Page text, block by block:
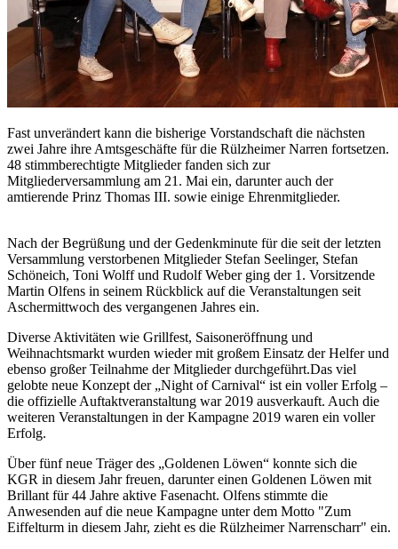
Fast unverändert kann die bisherige Vorstandschaft die nächsten
zwei Jahre ihre Amtsgeschäfte für die Rülzheimer Narren fortsetzen.
48 stimmberechtigte Mitglieder fanden sich zur
Mitgliederversammlung am 21. Mai ein, darunter auch der
amtierende Prinz Thomas III. sowie einige Ehrenmitglieder.
Nach der Begrüßung und der Gedenkminute für die seit der letzten
Versammlung verstorbenen Mitglieder Stefan Seelinger, Stefan
Schöneich, Toni Wolff und Rudolf Weber ging der 1. Vorsitzende
Martin Olfens in seinem Rückblick auf die Veranstaltungen seit
Aschermittwoch des vergangenen Jahres ein.
Diverse Aktivitäten wie Grillfest, Saisoneröffnung und
Weihnachtsmarkt wurden wieder mit großem Einsatz der Helfer und
ebenso großer Teilnahme der Mitglieder durchgeführt.Das viel
gelobte neue Konzept der „Night of Carnival“ ist ein voller Erfolg –
die offizielle Auftaktveranstaltung war 2019 ausverkauft. Auch die
weiteren Veranstaltungen in der Kampagne 2019 waren ein voller
Erfolg.
Über fünf neue Träger des „Goldenen Löwen“ konnte sich die
KGR in diesem Jahr freuen, darunter einen Goldenen Löwen mit
Brillant für 44 Jahre aktive Fasenacht. Olfens stimmte die
Anwesenden auf die neue Kampagne unter dem Motto "Zum
Eiffelturm in diesem Jahr, zieht es die Rülzheimer Narrenscharr" ein.